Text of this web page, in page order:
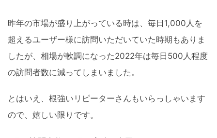
昨年の市場が盛り上がっている時は、毎日1,000人を
超えるユーザー様に訪問いただいていた時期もありま
したが、相場が軟調になった2022年は毎日500人程度
の訪問者数に減ってしまいました。
とはいえ、根強いリピーターさんもいらっしゃいます
ので、嬉しい限りです。